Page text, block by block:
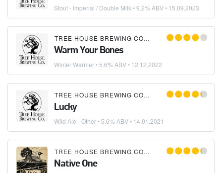
Stout - Imperial / Double Milk • 9.2% ABV • 15.09.2023
TREE HOUSE BREWING COMPANY
Warm Your Bones
Winter Warmer• 5.6% ABV • 12.12.2022
TREE HOUSE BREWING COMPANY
Lucky
Wild Ale - Other• 5.6% ABV • 14.01.2021
TREE HOUSE BREWING COMPANY
Native One